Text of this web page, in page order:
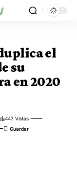
el
su
en 2020
447 Vistas